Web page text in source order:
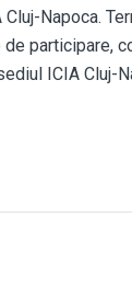
Napoca.
participare,
ICIA Cluj-